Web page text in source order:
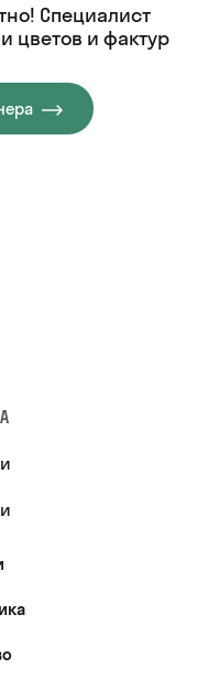
Специалист
цветов и фактур